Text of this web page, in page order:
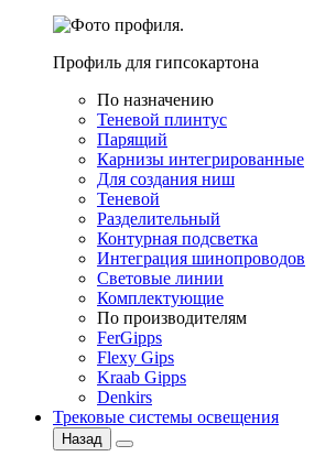
Профиль для гипсокартона
По назначению
Теневой плинтус
Парящий
Карнизы интегрированные
Для создания ниш
Теневой
Разделительный
Контурная подсветка
Интеграция шинопроводов
Световые линии
Комплектующие
По производителям
FerGipps
Flexy Gips
Kraab Gipps
Denkirs
Трековые системы освещения
Назад